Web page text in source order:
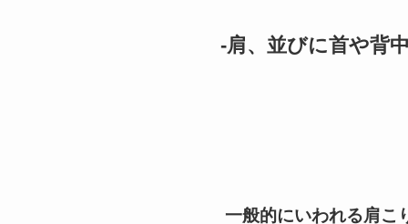
-肩、並びに首や背
一般的にいわれる肩こ